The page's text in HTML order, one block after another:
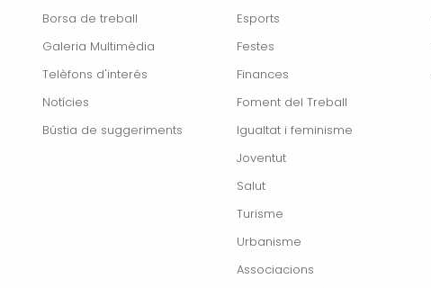
Borsa de treball
Galeria Multimèdia
Telèfons d'interés
Notícies
Bústia de suggeriments
Esports
Festes
Finances
Foment del Treball
Igualtat i feminisme
Joventut
Salut
Turisme
Urbanisme
Associacions